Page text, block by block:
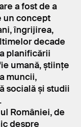
a fost de a
un concept
îngrijirea,
decade
planificării
umană, științe
muncii,
socială și studii
României, de
despre